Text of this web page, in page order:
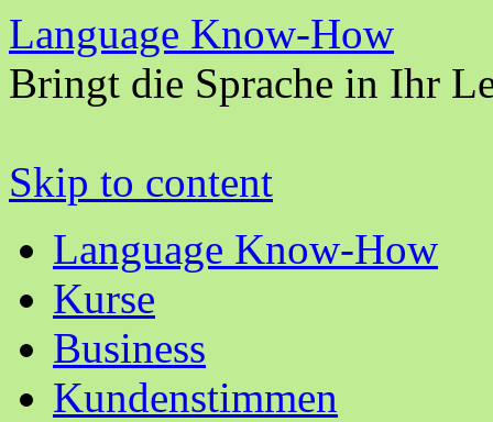
Language Know-How
Bringt die Sprache in Ihr
Skip to content
Language Know-How
Kurse
Business
Kundenstimmen